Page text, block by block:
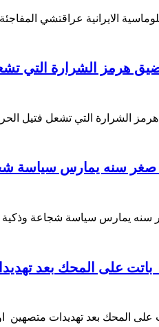
الايرانية عراقتشي
هرمز الشرارة التي
الشرارة التي تشعل فتيل
صغر سنه يمارس سياسة
يمارس سياسة شجاعة وذكية
على المحك بعد
المحك بعد تهديدات متصهين